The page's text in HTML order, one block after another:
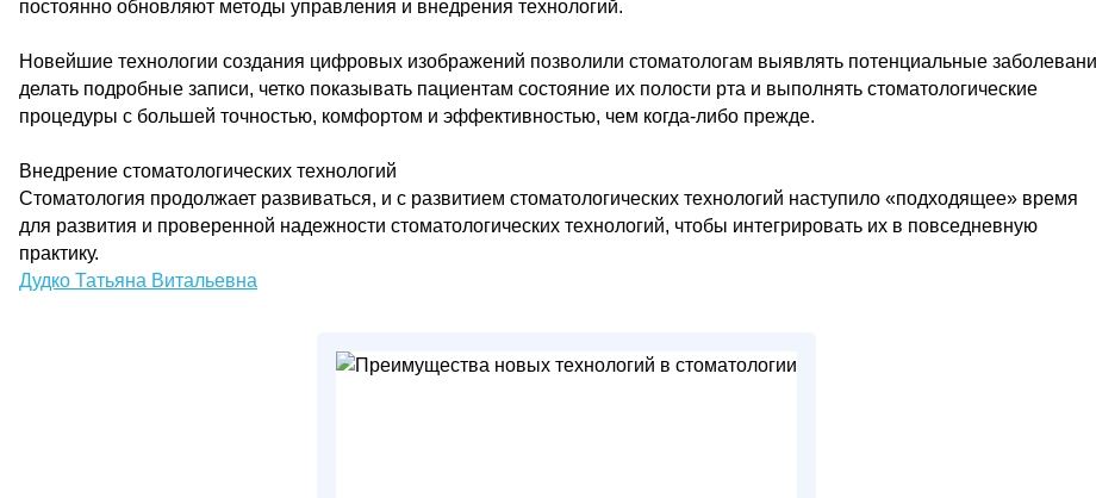
постоянно обновляют методы управления и внедрения технологий.
Новейшие технологии создания цифровых изображений позволили стоматологам выявлять потенциальные
делать подробные записи, четко показывать пациентам состояние их полости рта и выполнять стоматологические
процедуры с большей точностью, комфортом и эффективностью, чем когда-либо прежде.
Внедрение стоматологических технологий
Стоматология продолжает развиваться, и с развитием стоматологических технологий наступило «подходящее» время
для развития и проверенной надежности стоматологических технологий, чтобы интегрировать их в повседневную
практику.
Дудко Татьяна Витальевна